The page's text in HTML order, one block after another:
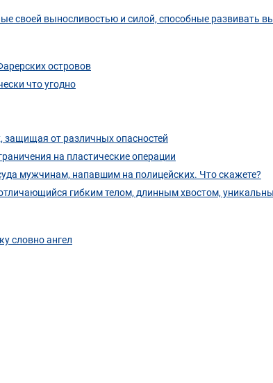
своей выносливостью и силой, способные развивать
островов
что угодно
от различных опасностей
на пластические операции
мужчинам, напавшим на полицейских. Что скажете?
гибким телом, длинным хвостом,
словно ангел